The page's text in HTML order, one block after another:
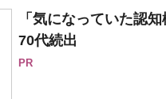
「気になっていた認
70代続出
PR